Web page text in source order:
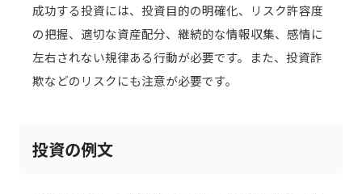
成功する投資には、投資目的の明確化、リスク許容度
の把握、適切な資産配分、継続的な情報収集、感情に
左右されない規律ある行動が必要です。また、投資詐
欺などのリスクにも注意が必要です。
投資の例文